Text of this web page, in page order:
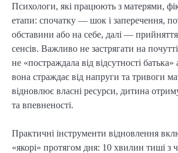
Психологи, які працюють з матерями,
етапи: спочатку — шок і заперечення,
обставини або на себе, далі —
сенсів. Важливо не застрягати на
не «постраждала від відсутності
вона страждає від напруги та тривоги
відновлює власні ресурси, дитина
та впевненості.
Практичні інструменти відновлення
«якорі» протягом дня: 10 хвилин тиші